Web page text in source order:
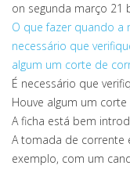
on segunda março 21
O que fazer quando a
necessário que
algum um corte de
É necessário que
Houve algum um
A ficha está bem
A tomada de corrente
exemplo, com um